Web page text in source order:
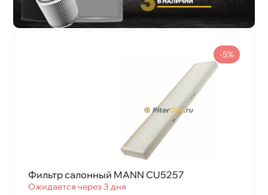
Фильтр салонный MANN CU5257
Ожидается через 3 дня
-5%